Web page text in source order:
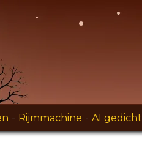
Rijmmachine AI gedicht